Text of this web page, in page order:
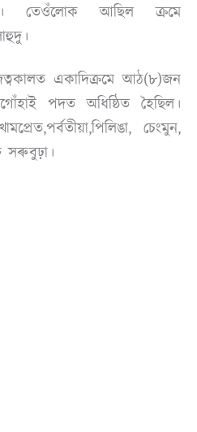
তেওঁলোক আছিল ক্ৰমে
একাদিক্ৰমে আঠ(৮)জন
পদত অধিষ্ঠিত হৈছিল।
চেংমুন,
সৰুবুঢ়া।